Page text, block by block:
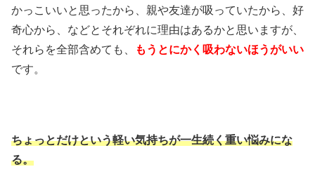
かっこいいと思ったから、親や友達が吸っていたから、好
奇心から、などとそれぞれに理由はあるかと思いますが、
それらを全部含めても、
もうとにかく吸わないほうがいい
です。
ちょっとだけという軽い気持ちが一生続く重い悩みにな
る。